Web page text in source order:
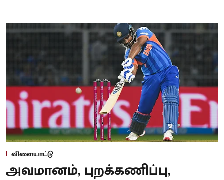
விளையாட்டு
அவமானம், புறக்கணிப்பு,